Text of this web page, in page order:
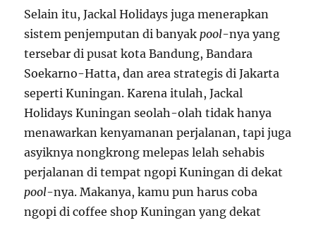
Selain itu, Jackal Holidays juga menerapkan
sistem penjemputan di banyakpool-nya yang
tersebar di pusat kota Bandung, Bandara
Soekarno-Hatta, dan area strategis di Jakarta
seperti Kuningan. Karena itulah, Jackal
Holidays Kuningan seolah-olah tidak hanya
menawarkan kenyamanan perjalanan, tapi juga
asyiknya nongkrong melepas lelah sehabis
perjalanan di tempat ngopi Kuningan di dekat
pool-nya. Makanya, kamu pun harus coba
ngopi di coffee shop Kuningan yang dekat